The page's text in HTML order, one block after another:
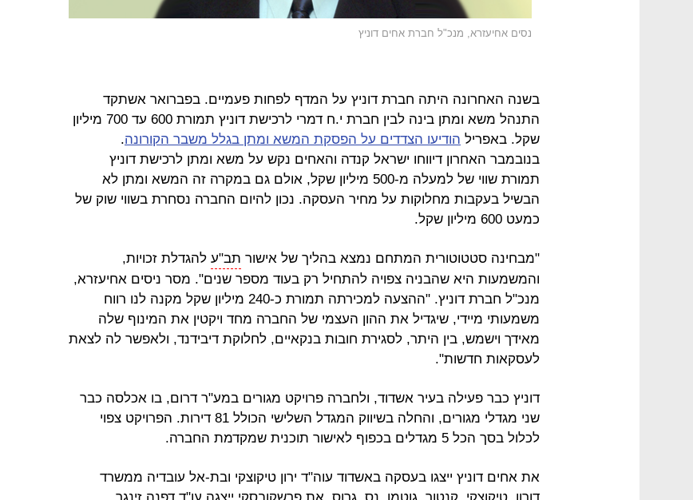
נסים אחיעזרא, מנכ"ל חברת אחים דוניץ
בשנה האחרונה היתה חברת דוניץ על המדף לפחות פעמיים. בפברואר אשתקד
התנהל משא ומתן בינה לבין חברת י.ח דמרי לרכישת דוניץ תמורת 600 עד 700 מיליון
שקל. באפריל הודיעו הצדדים על הפסקת המשא ומתן בגלל משבר הקורונה.
בנובמבר האחרון דיווחו ישראל קנדה והאחים נקש על משא ומתן לרכישת דוניץ
תמורת שווי של למעלה מ-500 מיליון שקל, אולם גם במקרה זה המשא ומתן לא
הבשיל בעקבות מחלוקות על מחיר העסקה. נכון להיום החברה נסחרת בשווי שוק של
כמעט 600 מיליון שקל.
"מבחינה סטטוטורית המתחם נמצא בהליך של אישור תב"ע להגדלת זכויות,
והמשמעות היא שהבניה צפויה להתחיל רק בעוד מספר שנים". מסר ניסים אחיעזרא,
מנכ"ל חברת דוניץ. "ההצעה למכירתה תמורת כ-240 מיליון שקל מקנה לנו רווח
משמעותי מיידי, שיגדיל את ההון העצמי של החברה מחד ויקטין את המינוף שלה
מאידך וישמש, בין היתר, לסגירת חובות בנקאיים, לחלוקת דיבידנד, ולאפשר לה לצאת
לעסקאות חדשות".
דוניץ כבר פעילה בעיר אשדוד, ולחברה פרויקט מגורים במע"ר דרום, בו אכלסה כבר
שני מגדלי מגורים, והחלה בשיווק המגדל השלישי הכולל 81 דירות. הפרויקט צפוי
לכלול בסך הכל 5 מגדלים בכפוף לאישור תוכנית שמקדמת החברה.
את אחים דוניץ ייצגו בעסקה באשדוד עוה"ד ירון טיקוצקי ובת-אל עובדיה ממשרד
דורון, טיקוצקי, קנטור, גוטמן, נס, גרוס. את פרשקובסקי ייצגה עו"ד דפנה זינגר